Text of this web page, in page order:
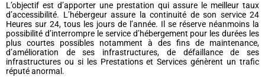
L’objectif est d’apporter une prestation qui assure le meilleur taux
d’accessibilité. L’hébergeur assure la continuité de son service 24
Heures sur 24, tous les jours de l’année. Il se réserve néanmoins la
possibilité d’interrompre le service d’hébergement pour les durées les
plus courtes possibles notamment à des fins de maintenance,
d’amélioration de ses infrastructures, de défaillance de ses
infrastructures ou si les Prestations et Services génèrent un trafic
réputé anormal.